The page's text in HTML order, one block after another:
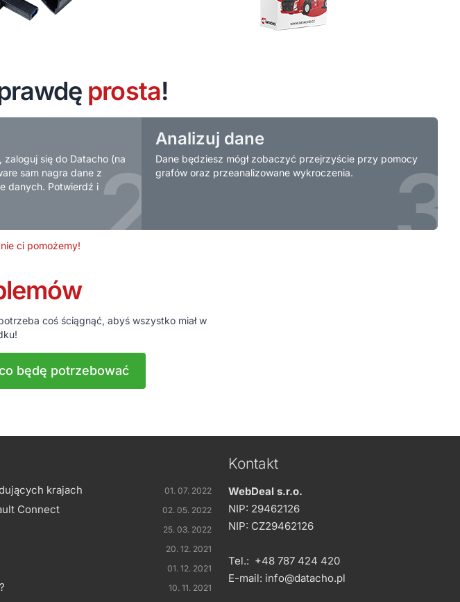
prosta!
się do Datacho (na
sam nagra dane z
danych. Potwierdź i2
Analizuj dane
Dane będziesz mógł zobaczyć przejrzyście przy pomocy
grafów oraz przeanalizowane wykroczenia.
3
ci pomożemy!
coś ściągnąć, abyś wszystko miał w
będę potrzebować
krajach 01. 07. 2022
Connect 02. 05. 2022
25. 03. 2022
20. 12. 2021
01. 12. 2021
10. 11. 2021
Kontakt
WebDeal s.r.o.
NIP: 29462126
NIP: CZ29462126
Tel.: +48 787 424 420
E-mail: info@datacho.pl